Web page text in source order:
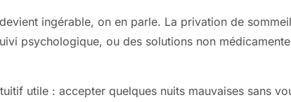
ingérable, on en parle. La privation de
psychologique, ou des solutions non
utile : accepter quelques nuits mauvaises sans